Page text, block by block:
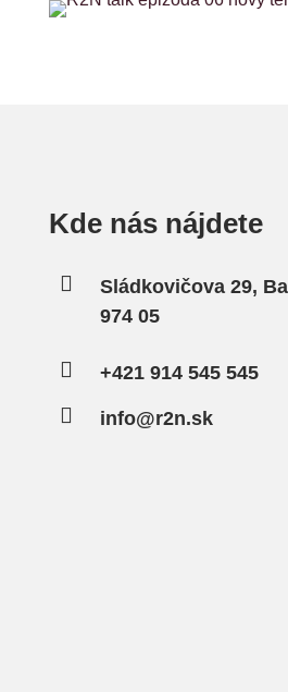
Kde nás nájdete

Sládkovičova 29,
974 05
 +421 914 545 545
 info@r2n.sk